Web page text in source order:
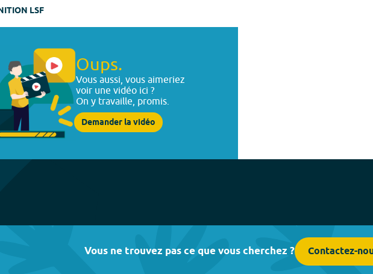
LSF
Oups.
Vous aussi, vous aimeriez
voir une vidéo ici ?
On y travaille, promis.
Demander la vidéo
Vous ne trouvez pas ce que vous cherchez ? Contactez-